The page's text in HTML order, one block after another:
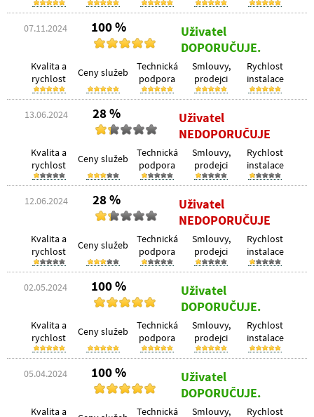
07.11.2024 100 %
Uživatel
DOPORUČUJE.
Kvalita a
rychlost
Ceny služeb
Technická
podpora
Smlouvy,
prodejci
Rychlost
instalace
13.06.2024 28 %
Uživatel
NEDOPORUČUJE
Kvalita a
rychlost
Ceny služeb
Technická
podpora
Smlouvy,
prodejci
Rychlost
instalace
12.06.2024 28 %
Uživatel
NEDOPORUČUJE
Kvalita a
rychlost
Ceny služeb
Technická
podpora
Smlouvy,
prodejci
Rychlost
instalace
02.05.2024 100 %
Uživatel
DOPORUČUJE.
Kvalita a
rychlost
Ceny služeb
Technická
podpora
Smlouvy,
prodejci
Rychlost
instalace
05.04.2024 100 %
Uživatel
DOPORUČUJE.
Kvalita a Technická Smlouvy, Rychlost